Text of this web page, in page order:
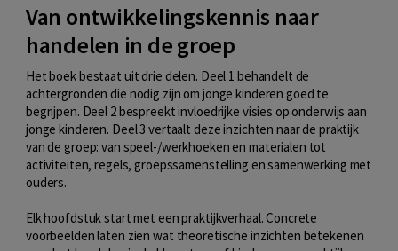
Van ontwikkelingskennis naar
handelen in de groep
Het boek bestaat uit drie delen. Deel 1 behandelt de
achtergronden die nodig zijn om jonge kinderen goed te
begrijpen. Deel 2 bespreekt invloedrijke visies op onderwijs aan
jonge kinderen. Deel 3 vertaalt deze inzichten naar de praktijk
van de groep: van speel-/werkhoeken en materialen tot
activiteiten, regels, groepssamenstelling en samenwerking met
ouders.
Elk hoofdstuk start met een praktijkverhaal. Concrete
voorbeelden laten zien wat theoretische inzichten betekenen